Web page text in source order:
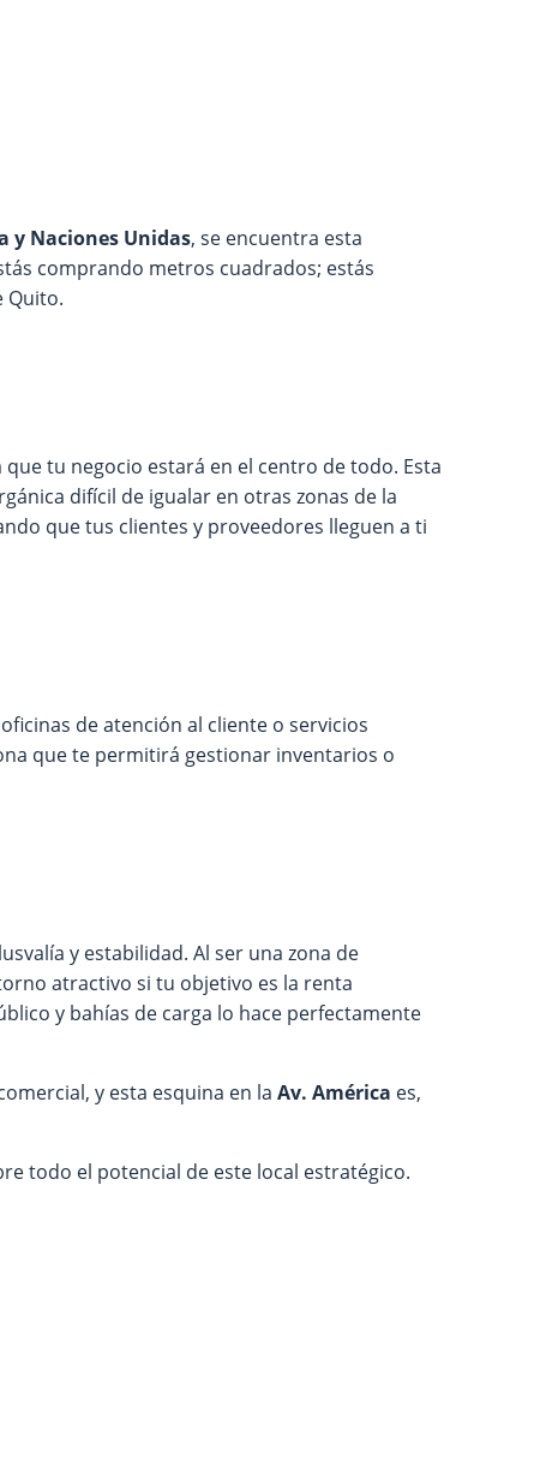
y Naciones Unidas, se encuentra esta
comprando metros cuadrados; estás
Quito.
que tu negocio estará en el centro de todo. Esta
difícil de igualar en otras zonas de la
que tus clientes y proveedores lleguen a ti
de atención al cliente o servicios
que te permitirá gestionar inventarios o
y estabilidad. Al ser una zona de
atractivo si tu objetivo es la renta
y bahías de carga lo hace perfectamente
y esta esquina en la Av. América es,
todo el potencial de este local estratégico.